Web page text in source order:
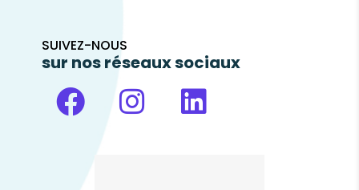
SUIVEZ-NOUS
sur nos réseaux sociaux